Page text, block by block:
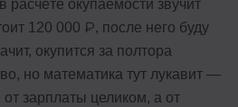
окупаемости звучит
120 000 ₽, после него буду
окупится за полтора
но математика тут лукавит —
от зарплаты целиком, а от